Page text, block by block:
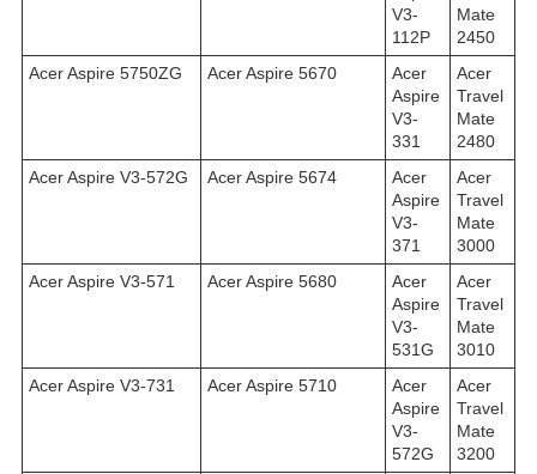
V3-
112P
Mate
2450
Acer Aspire 5750ZG
Acer Aspire 5670
Acer
Aspire
V3-
331
Acer
Travel
Mate
2480
Acer Aspire V3-572G
Acer Aspire 5674
Acer
Aspire
V3-
371
Acer
Travel
Mate
3000
Acer Aspire V3-571
Acer Aspire 5680
Acer
Aspire
V3-
531G
Acer
Travel
Mate
3010
Acer Aspire V3-731
Acer Aspire 5710
Acer
Aspire
V3-
572G
Acer
Travel
Mate
3200